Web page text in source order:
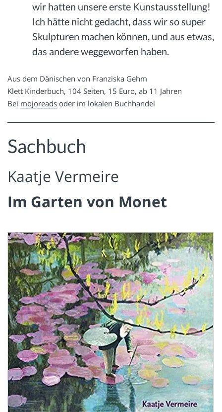
wir hatten unsere erste Kunstausstellung!
Ich hätte nicht gedacht, dass wir so super
Skulpturen machen können, und aus etwas,
das andere weggeworfen haben.
Aus dem Dänischen von Franziska Gehm
Klett Kinderbuch, 104 Seiten, 15 Euro, ab 11 Jahren
Bei mojoreads oder im lokalen Buchhandel
Sachbuch
Kaatje Vermeire
Im Garten von Monet